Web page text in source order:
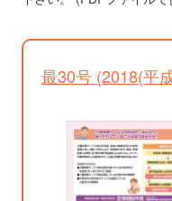
最30号 (2018(平